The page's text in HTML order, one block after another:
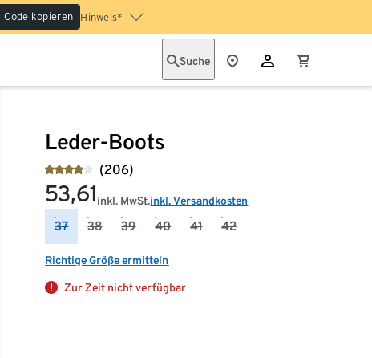
Code kopieren Hinweis*
Suche
Leder-Boots
(206)
53,61inkl. MwSt.inkl. Versandkosten
37 38 39 40 41 42
Richtige Größe ermitteln
Zur Zeit nicht verfügbar